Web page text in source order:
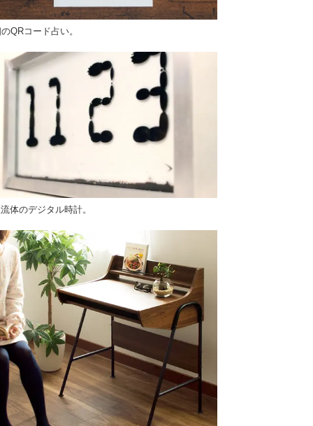
QRコード占い。
体のデジタル時計。